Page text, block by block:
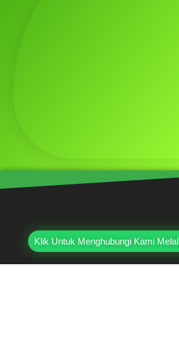
Klik Untuk Menghubungi Kami